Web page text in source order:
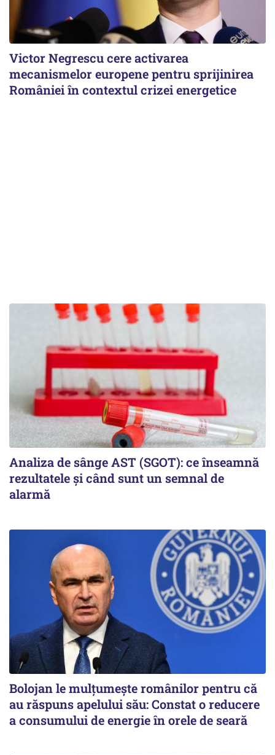
Victor Negrescu cere activarea
mecanismelor europene pentru sprijinirea
României în contextul crizei energetice
Analiza de sânge AST (SGOT): ce înseamnă
rezultatele și când sunt un semnal de
alarmă
Bolojan le mulțumește românilor pentru că
au răspuns apelului său: Constat o reducere
a consumului de energie în orele de seară